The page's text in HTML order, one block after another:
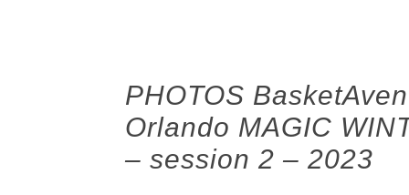
PHOTOS
Orlando MAGIC
– session 2 – 2023